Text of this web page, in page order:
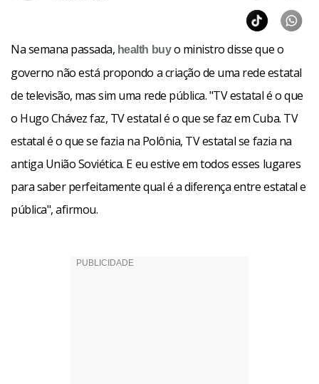
Na semana passada, health buyo ministro disse que o
governo não está propondo a criação de uma rede estatal
de televisão, mas sim uma rede pública. "TV estatal é o que
o HugoChávez faz, TV estatal é o que se faz em Cuba. TV
estatal é o que se fazia na Polônia, TV estatal se fazia na
antiga União Soviética. E eu estive em todos esses lugares
para saber perfeitamente qual é a diferença entre estatal e
pública", afirmou.